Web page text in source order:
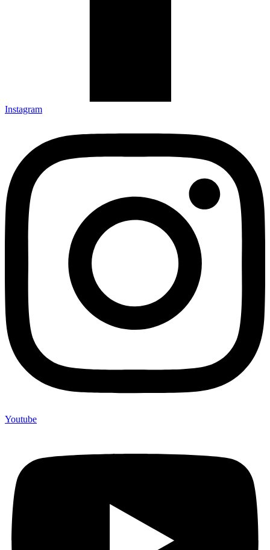
Instagram
Youtube